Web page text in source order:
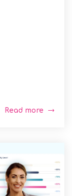
Read more